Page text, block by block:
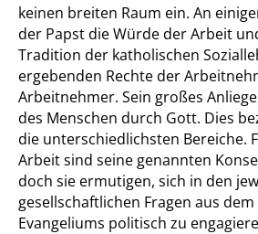
keinen breiten Raum ein. An
der Papst die Würde der Arbeit
Tradition der katholischen
ergebenden Rechte der
Arbeitnehmer. Sein großes
des Menschen durch Gott. Dies
die unterschiedlichsten Bereiche.
Arbeit sind seine genannten
doch sie ermutigen, sich in den
gesellschaftlichen Fragen aus dem
Evangeliums politisch zu